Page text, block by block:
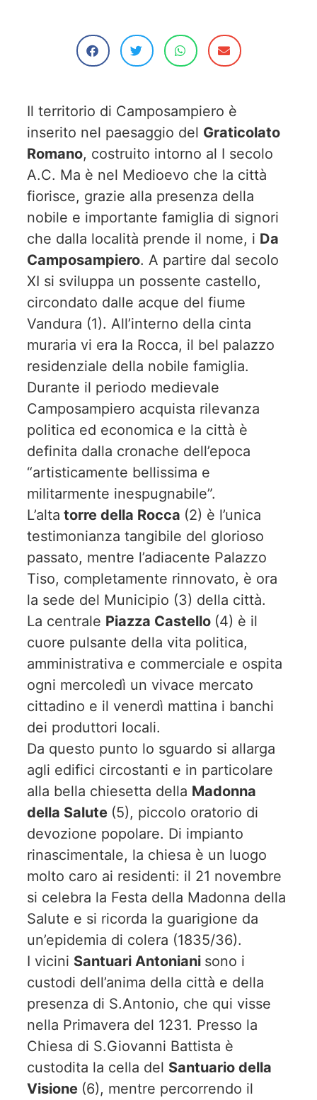
Il territorio di Camposampiero è
inserito nel paesaggio del Graticolato
Romano, costruito intorno al I secolo
A.C. Ma è nel Medioevo che la città
fiorisce, grazie alla presenza della
nobile e importante famiglia di signori
che dalla località prende il nome, i Da
Camposampiero. A partire dal secolo
XI si sviluppa un possente castello,
circondato dalle acque del fiume
Vandura (1). All’interno della cinta
muraria vi era la Rocca, il bel palazzo
residenziale della nobile famiglia.
Durante il periodo medievale
Camposampiero acquista rilevanza
politica ed economica e la città è
definita dalla cronache dell’epoca
“artisticamente bellissima e
militarmente inespugnabile”.
L’alta torre della Rocca (2) è l’unica
testimonianza tangibile del glorioso
passato, mentre l’adiacente Palazzo
Tiso, completamente rinnovato, è ora
la sede del Municipio (3) della città.
La centrale Piazza Castello (4) è il
cuore pulsante della vita politica,
amministrativa e commerciale e ospita
ogni mercoledì un vivace mercato
cittadino e il venerdì mattina i banchi
dei produttori locali.
Da questo punto lo sguardo si allarga
agli edifici circostanti e in particolare
alla bella chiesetta della Madonna
della Salute (5), piccolo oratorio di
devozione popolare. Di impianto
rinascimentale, la chiesa è un luogo
molto caro ai residenti: il 21 novembre
si celebra la Festa della Madonna della
Salute e si ricorda la guarigione da
un’epidemia di colera (1835/36).
I vicini Santuari Antoniani sono i
custodi dell’anima della città e della
presenza di S.Antonio, che qui visse
nella Primavera del 1231. Presso la
Chiesa di S.Giovanni Battista è
custodita la cella del Santuario della
Visione (6), mentre percorrendo il